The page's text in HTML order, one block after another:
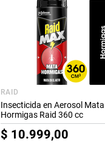
RAID
Insecticida en Aerosol Mata
Hormigas Raid 360 cc
$ 10.999,00